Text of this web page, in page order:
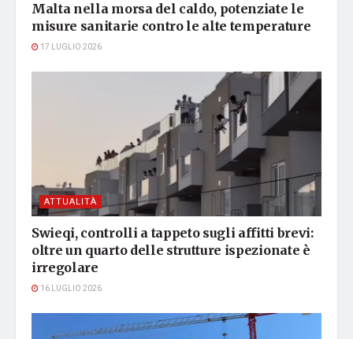
Malta nella morsa del caldo, potenziate le
misure sanitarie contro le alte temperature
17 LUGLIO 2026
ATTUALITÀ
Swieqi, controlli a tappeto sugli affitti brevi:
oltre un quarto delle strutture ispezionate è
irregolare
16 LUGLIO 2026